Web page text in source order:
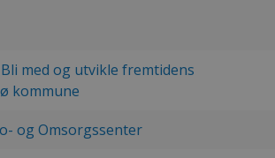
med og utvikle fremtidens
kommune
og Omsorgssenter